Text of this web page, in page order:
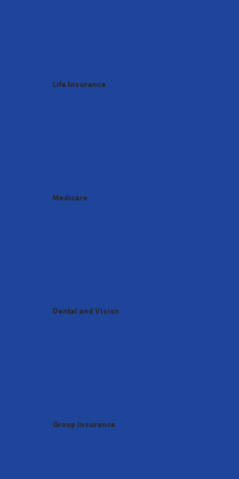
Life Insurance
Medicare
Dental and Vision
Group Insurance